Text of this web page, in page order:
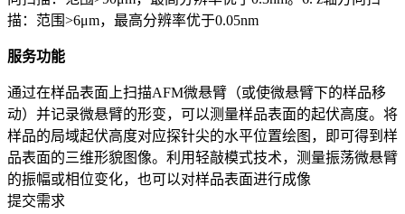
描：范围>6μm，最高分辨率优于0.05nm
服务功能
通过在样品表面上扫描AFM微悬臂（或使微悬臂下的样品移
动）并记录微悬臂的形变，可以测量样品表面的起伏高度。将
样品的局域起伏高度对应探针尖的水平位置绘图，即可得到样
品表面的三维形貌图像。利用轻敲模式技术，测量振荡微悬臂
的振幅或相位变化，也可以对样品表面进行成像
提交需求